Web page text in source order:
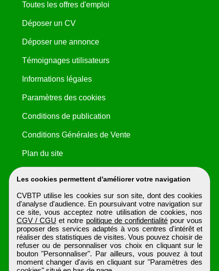
Les cookies permettent d'améliorer votre navigation
CVBTP utilise les cookies sur son site, dont des cookies
d'analyse d'audience. En poursuivant votre navigation sur
ce site, vous acceptez notre utilisation de cookies, nos
CGV / CGU et notre politique de confidentialité pour vous
proposer des services adaptés à vos centres d'intérêt et
réaliser des statistiques de visites. Vous pouvez choisir de
refuser ou de personnaliser vos choix en cliquant sur le
bouton "Personnaliser". Par ailleurs, vous pouvez à tout
moment changer d'avis en cliquant sur "Paramètres des
Toutes les offres d'emploi
Déposer un CV
Déposer une annonce
Témoignages utilisateurs
Informations légales
Paramètres des cookies
Conditions de publication
Conditions Générales de Vente
Plan du site